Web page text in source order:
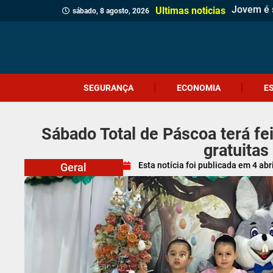
sábado, 8 agosto, 2026 Ultimas noticias Jovem é
Serra do
Foragido
Homem
Casa de
Gol
Polícia
Polícia
Sábado
Homem
Prouni
Ciclone-
SEGURANÇA ECONOMIA
Sábado Total de Páscoa terá
gratuitas
Geral Esta notícia foi publicada em 4